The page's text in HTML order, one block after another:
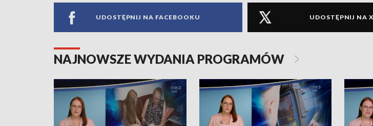
UDOSTĘPNIJ NA FACEBOOKU UDOSTĘPNIJ NA X
NAJNOWSZE WYDANIA PROGRAMÓW